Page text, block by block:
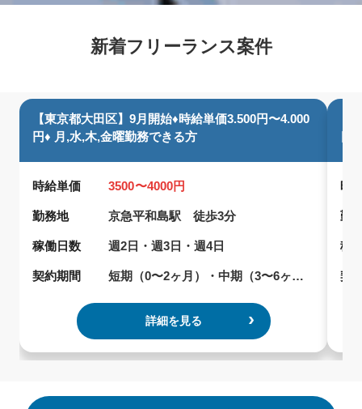
新着フリーランス案件
【東京都大田区】9月開始♦︎時給単価3.500円〜4.000
円♦︎ 月,水,木,金曜勤務できる方
時給単価 3500〜4000円
勤務地 京急平和島駅 徒歩3分
稼働日数 週2日・週3日・週4日
契約期間 短期（0〜2ヶ月）・中期（3〜6ヶ月）
詳細を見る
時
勤
稼
契